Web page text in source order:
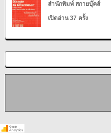
สำนักพิมพ์ สกายบุ๊คส์
เปิดอ่าน 37 ครั้ง